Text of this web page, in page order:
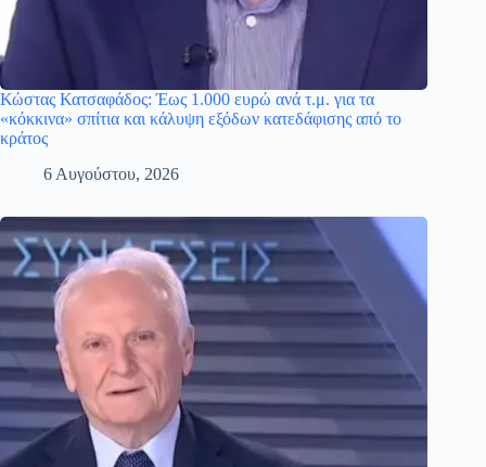
Κώστας Κατσαφάδος: Έως 1.000 ευρώ ανά τ.μ. για τα
«κόκκινα» σπίτια και κάλυψη εξόδων κατεδάφισης από το
κράτος
6 Αυγούστου, 2026